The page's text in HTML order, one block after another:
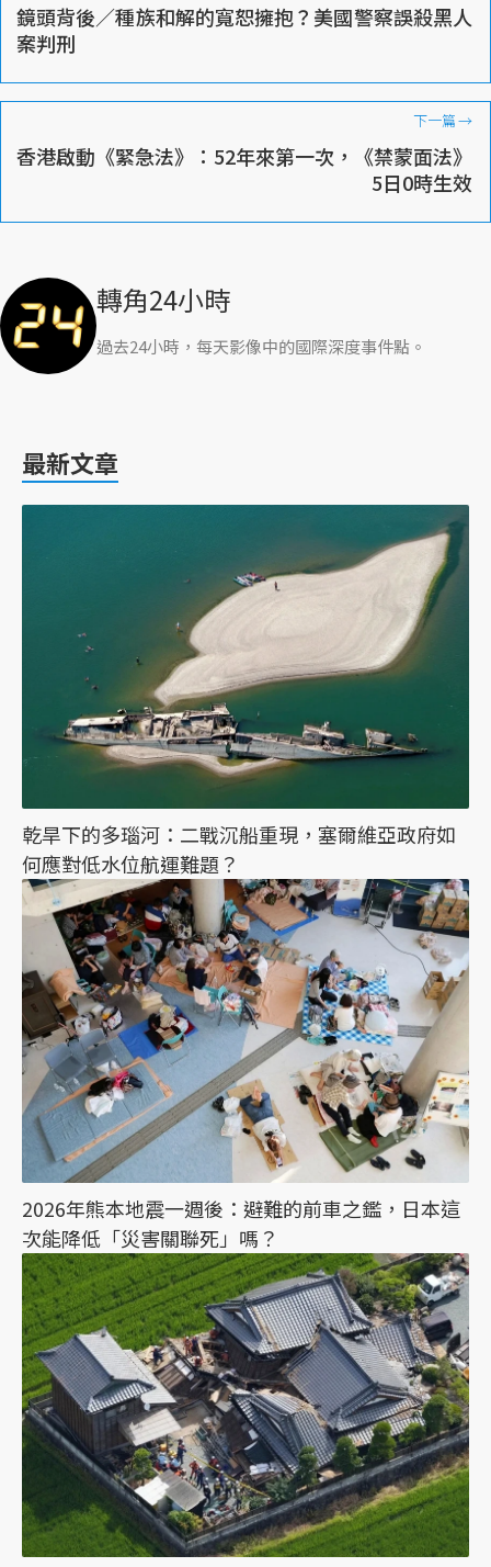
鏡頭背後／種族和解的寬恕擁抱？美國警察誤殺黑人
案判刑
下一篇→
香港啟動《緊急法》：52年來第一次，《禁蒙面法》
5日0時生效
轉角24小時
過去24小時，每天影像中的國際深度事件點。
最新文章
乾旱下的多瑙河：二戰沉船重現，塞爾維亞政府如
何應對低水位航運難題？
2026年熊本地震一週後：避難的前車之鑑，日本這
次能降低「災害關聯死」嗎？